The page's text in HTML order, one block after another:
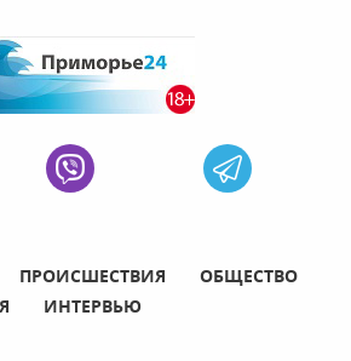
ПРОИСШЕСТВИЯ
ОБЩЕСТВО
ИНТЕРВЬЮ